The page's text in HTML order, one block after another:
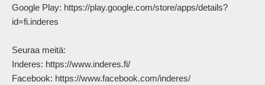
Google Play: https://play.google.com/store/apps/details?
id=fi.inderes
Seuraa meitä:
Inderes: https://www.inderes.fi/
Facebook: https://www.facebook.com/inderes/